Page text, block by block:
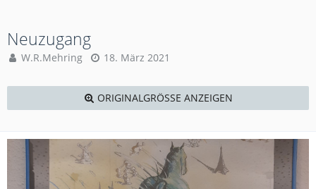
Neuzugang
W.R.Mehring 18. März 2021
ORIGINALGRÖSSE ANZEIGEN